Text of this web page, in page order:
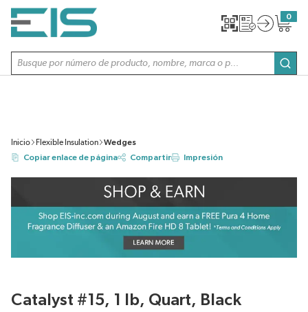
SALTAR AL CONTENIDO PRINCIPAL
Búsqueda de sitio
0
{0}
Inicio Flexible Insulation
Wedges
Copiar enlace de página
Compartir Impresión
Catalyst #15, 1 lb, Quart, Black